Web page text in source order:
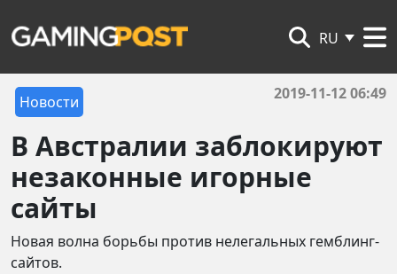
RU
Новости 2019-11-12 06:49
В Австралии заблокируют
незаконные игорные
сайты
Новая волна борьбы против нелегальных гемблинг-
сайтов.